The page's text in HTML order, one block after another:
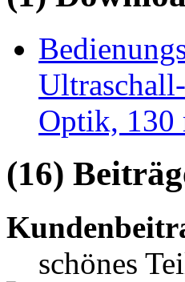
Optik, 130
(16)
schönes